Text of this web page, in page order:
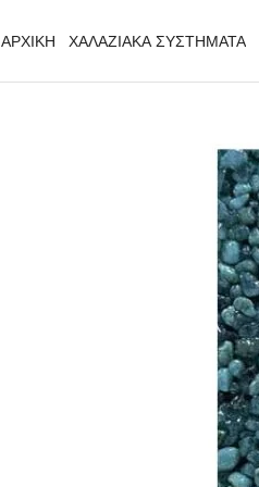
ΑΡΧΙΚΗ ΧΑΛΑΖΙΑΚΑ ΣΥΣΤΗΜΑΤΑ